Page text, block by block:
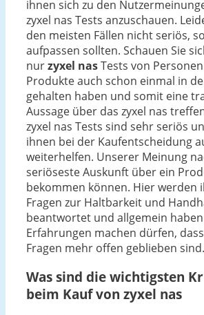
ihnen sich zu den
zyxel nas Tests anzuschauen.
den meisten Fällen nicht seriös,
aufpassen sollten. Schauen Sie
nurzyxel nasTests von
Produkte auch schon einmal in
gehalten haben und somit eine
Aussage über das zyxel nas
zyxel nas Tests sind sehr seriös
ihnen bei der Kaufentscheidung
weiterhelfen. Unserer Meinung
seriöseste Auskunft über ein
bekommen können. Hier werden
Fragen zur Haltbarkeit und
beantwortet und allgemein
Erfahrungen machen dürfen,
Fragen mehr offen geblieben sind.
Was sind die wichtigsten
beim Kauf von zyxel nas